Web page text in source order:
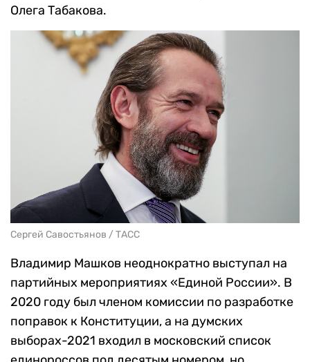
Олега Табакова.
Сергей Савостьянов / ТАСС
Владимир Машков неоднократно выступал на
партийных мероприятиях «Единой России». В
2020 году был членом комиссии по разработке
поправок к Конституции, а на думских
выборах-2021 входил в московский список